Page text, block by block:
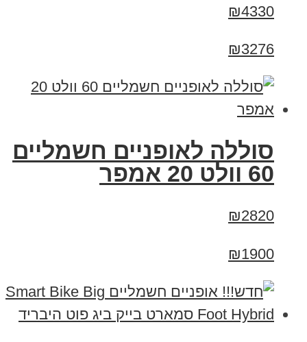
₪4330
₪3276
סוללה לאופניים חשמליים
60 וולט 20 אמפר
₪2820
₪1900